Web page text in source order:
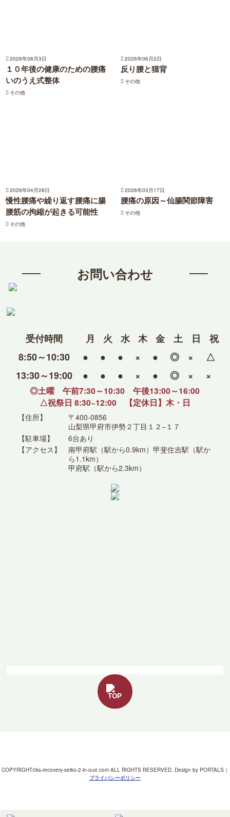
2026年08月3日
１０年後の健康のための腰痛
いのうえ式整体
その他
2026年06月2日
反り腰と猫背
その他
2026年04月28日
慢性腰痛や繰り返す腰痛に腸
腰筋の拘縮が起きる可能性
その他
2026年03月17日
腰痛の原因～仙腸関節障害
その他
お問い合わせ
受付時間 月 火 水 木 金 土 日
祝
8:50～10:30
● ● ● × ● ◎ ×
△
13:30～19:00
● ● ● × ● ◎ × ×
◎土曜 午前7:30～10:30 午後13:00～16:00
△祝祭日 8:30~12:00 【定休日】木・日
【住所】
〒400-0856
山梨県甲府市伊勢２丁目１２−１７
【駐車場】
6台あり
【アクセス】
南甲府駅（駅から0.9km）甲斐住吉駅（駅か
ら1.1km）
甲府駅（駅から2.3km）
TOP
COPYRIGHT©ks-recovery-seiko-2-in-oue.com ALL RIGHTS RESERVED. Design by PORTALS｜
プライバシーポリシー